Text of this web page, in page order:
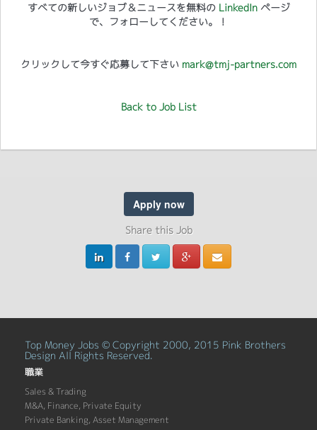
すべての新しいジョブ＆ニュースを無料の LinkedInページ
で、フォローしてください。！
クリックして今すぐ応募して下さい mark@tmj-partners.com
Back to Job List
Apply now
Share this Job
Top Money Jobs © Copyright 2000, 2015 Pink Brothers
Design All Rights Reserved.
職業
Sales & Trading
M&A, Finance, Private Equity
Private Banking, Asset Management